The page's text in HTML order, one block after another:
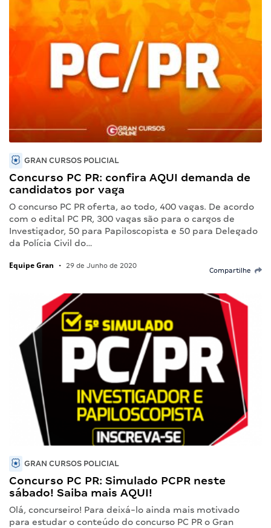
GRAN CURSOS POLICIAL
Concurso PC PR: confira AQUI demanda de
candidatos por vaga
O concurso PC PR oferta, ao todo, 400 vagas. De acordo
com o edital PC PR, 300 vagas são para o cargos de
Investigador, 50 para Papiloscopista e 50 para Delegado
da Polícia Civil do…
Equipe Gran • 29 de Junho de 2020
Compartilhe
GRAN CURSOS POLICIAL
Concurso PC PR: Simulado PCPR neste
sábado! Saiba mais AQUI!
Olá, concurseiro! Para deixá-lo ainda mais motivado
para estudar o conteúdo do concurso PC PR o Gran